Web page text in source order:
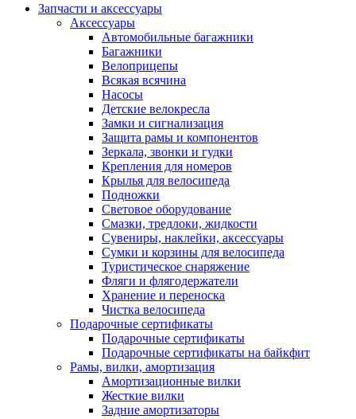
Запчасти и аксессуары
Аксессуары
Автомобильные багажники
Багажники
Велоприцепы
Всякая всячина
Насосы
Детские велокресла
Замки и сигнализация
Защита рамы и компонентов
Зеркала, звонки и гудки
Крепления для номеров
Крылья для велосипеда
Подножки
Световое оборудование
Смазки, тредлоки, жидкости
Сувениры, наклейки, аксессуары
Сумки и корзины для велосипеда
Туристическое снаряжение
Фляги и флягодержатели
Хранение и переноска
Чистка велосипеда
Подарочные сертификаты
Подарочные сертификаты
Подарочные сертификаты на байкфит
Рамы, вилки, амортизация
Амортизационные вилки
Жесткие вилки
Задние амортизаторы